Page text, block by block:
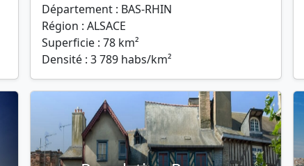
Département : BAS-RHIN
Région : ALSACE
Superficie : 78 km²
Densité : 3 789 habs/km²